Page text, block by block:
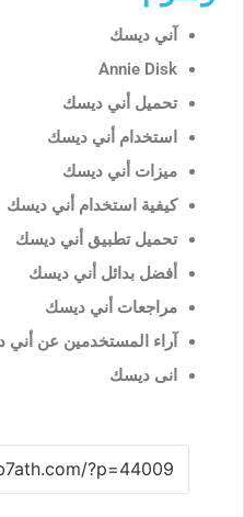
آني ديسك
Annie Disk
تحميل أني ديسك
استخدام أني ديسك
ميزات أني ديسك
كيفية استخدام أني ديسك
تحميل تطبيق أني ديسك
أفضل بدائل أني ديسك
مراجعات أني ديسك
آراء المستخدمين عن
انى ديسك